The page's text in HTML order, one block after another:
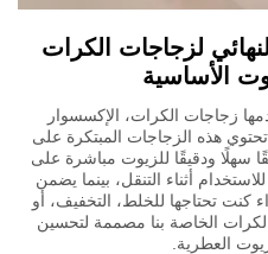
لزجاجات الكرات
الأساسية
زجاجات الكرات، الإكسسوار
هذه الزجاجات المبتكرة على
سهلًا ودقيقًا للزيوت مباشرة على
أثناء التنقل، بينما يضمن
كنت تحتاجها للخلط، التخفيف، أو
الخاصة بنا مصممة لتحسين
العطرية.